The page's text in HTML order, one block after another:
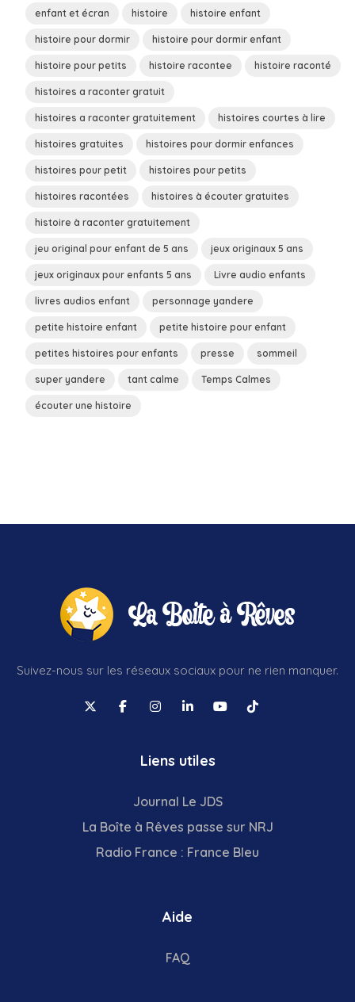
enfant et écran histoire histoire enfant
histoire pour dormir histoire pour dormir enfant
histoire pour petits histoire racontee histoire raconté
histoires a raconter gratuit
histoires a raconter gratuitement histoires courtes à lire
histoires gratuites histoires pour dormir enfances
histoires pour petit histoires pour petits
histoires racontées histoires à écouter gratuites
histoire à raconter gratuitement
jeu original pour enfant de 5 ans jeux originaux 5 ans
jeux originaux pour enfants 5 ans Livre audio enfants
livres audios enfant personnage yandere
petite histoire enfant petite histoire pour enfant
petites histoires pour enfants presse sommeil
super yandere tant calme Temps Calmes
écouter une histoire
Suivez-nous sur les réseaux sociaux pour ne rien manquer.
Liens utiles
Journal Le JDS
La Boîte à Rêves passe sur NRJ
Radio France : France Bleu
Aide
FAQ